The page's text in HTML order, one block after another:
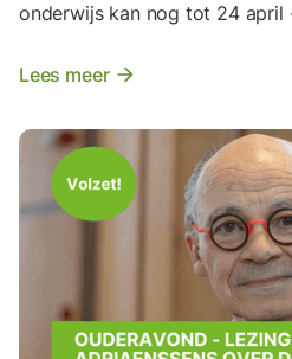
onderwijs kan nog tot 24 april
Lees meer arrow_forward